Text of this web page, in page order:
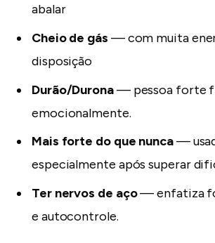
abalar
Cheio de gás — com muita
disposição
Durão/Durona— pessoa forte
emocionalmente.
Mais forte do que nunca—
especialmente após superar
Ter nervos de aço— enfatiza
e autocontrole.